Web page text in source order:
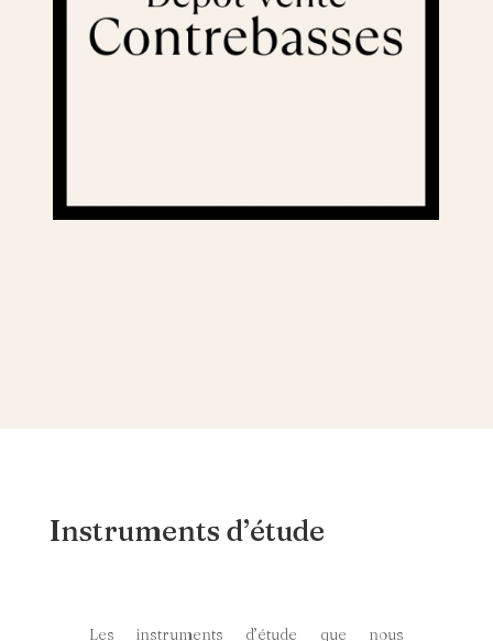
Instruments d’étude
Les instruments d’étude que nous